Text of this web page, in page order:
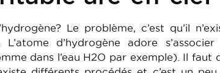
Le problème, c’est qu’il
L’atome d’hydrogène adore
dans l’eau H2O par exemple). Il